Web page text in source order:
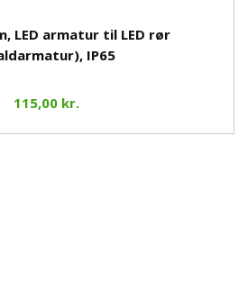
LED armatur til LED rør
IP65
115,00 kr.